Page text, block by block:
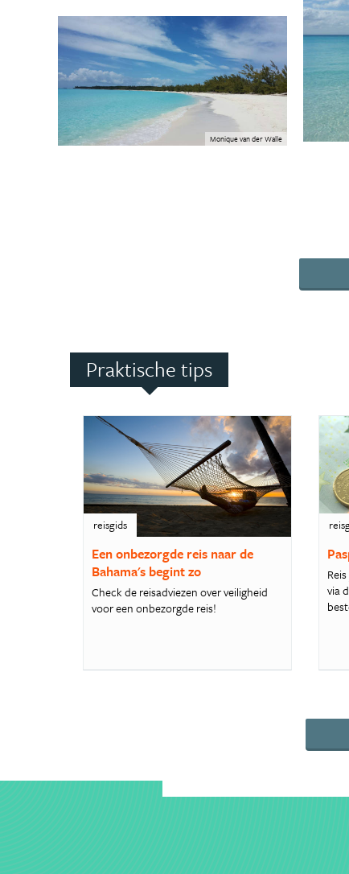
Monique van der Walle
Praktische tips
reisgids
Een onbezorgde reis naar de
Bahama's begint zo
Check de reisadviezen over veiligheid
voor een onbezorgde reis!
via